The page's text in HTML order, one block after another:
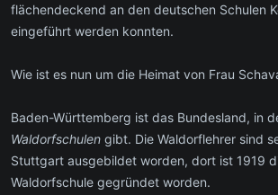
flächendeckend an den deutschen Schulen
eingeführt werden konnten.
Wie ist es nun um die Heimat von Frau
Baden-Württemberg ist das Bundesland, in
Waldorfschulen gibt. Die Waldorflehrer sind
Stuttgart ausgebildet worden, dort ist 1919
Waldorfschule gegründet worden.